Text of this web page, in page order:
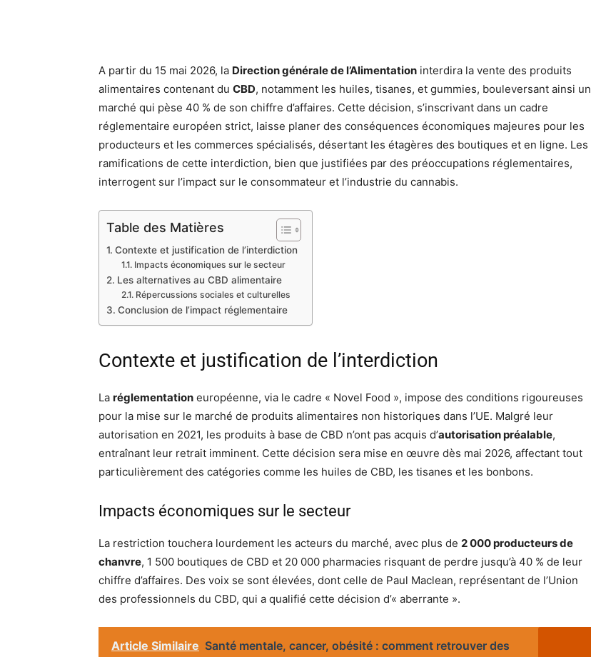
A partir du 15 mai 2026, la Direction générale de l’Alimentation interdira la vente des produits
alimentaires contenant du CBD, notamment les huiles, tisanes, et gummies, bouleversant ainsi un
marché qui pèse 40 % de son chiffre d’affaires. Cette décision, s’inscrivant dans un cadre
réglementaire européen strict, laisse planer des conséquences économiques majeures pour les
producteurs et les commerces spécialisés, désertant les étagères des boutiques et en ligne. Les
ramifications de cette interdiction, bien que justifiées par des préoccupations réglementaires,
interrogent sur l’impact sur le consommateur et l’industrie du cannabis.
Table des Matières
Contexte et justification de l’interdiction
Impacts économiques sur le secteur
Les alternatives au CBD alimentaire
Répercussions sociales et culturelles
Conclusion de l’impact réglementaire
Contexte et justification de l’interdiction
La réglementation européenne, via le cadre « Novel Food », impose des conditions rigoureuses
pour la mise sur le marché de produits alimentaires non historiques dans l’UE. Malgré leur
autorisation en 2021, les produits à base de CBD n’ont pas acquis d’autorisation préalable,
entraînant leur retrait imminent. Cette décision sera mise en œuvre dès mai 2026, affectant tout
particulièrement des catégories comme les huiles de CBD, les tisanes et les bonbons.
Impacts économiques sur le secteur
La restriction touchera lourdement les acteurs du marché, avec plus de 2 000 producteurs de
chanvre, 1 500 boutiques de CBD et 20 000 pharmacies risquant de perdre jusqu’à 40 % de leur
chiffre d’affaires. Des voix se sont élevées, dont celle de Paul Maclean, représentant de l’Union
des professionnels du CBD, qui a qualifié cette décision d’« aberrante ».
Article Similaire Santé mentale, cancer, obésité : comment retrouver des